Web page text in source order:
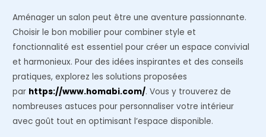
Aménager un salon peut être une aventure passionnante.
Choisir le bon mobilier pour combiner style et
fonctionnalité est essentiel pour créer un espace convivial
et harmonieux. Pour des idées inspirantes et des conseils
pratiques, explorez les solutions proposées
par https://www.homabi.com/. Vous y trouverez de
nombreuses astuces pour personnaliser votre intérieur
avec goût tout en optimisant l’espace disponible.